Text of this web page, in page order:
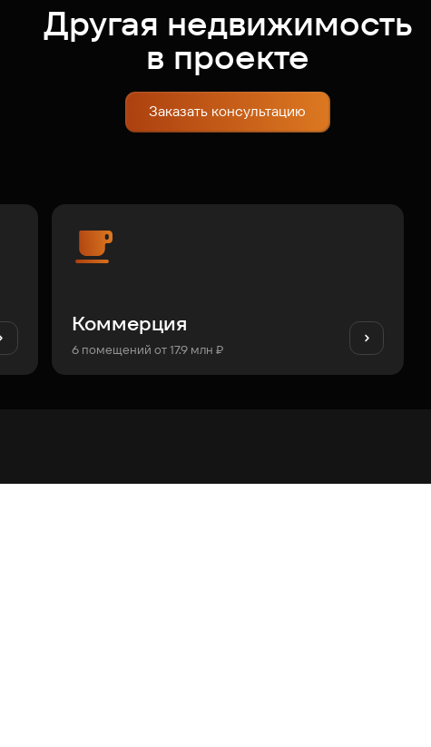
Другая недвижимость
в проекте
Заказать консультацию
Коммерция
6 помещений от 17.9 млн ₽